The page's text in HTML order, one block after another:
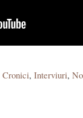
Cronici, Interviuri,